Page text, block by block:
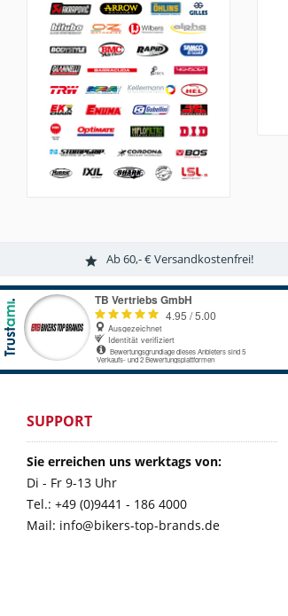
Ab 60,- € Versandkostenfrei!
SUPPORT
Sie erreichen uns werktags von:
Di - Fr 9-13 Uhr
Tel.: +49 (0)9441 - 186 4000
Mail: info@bikers-top-brands.de